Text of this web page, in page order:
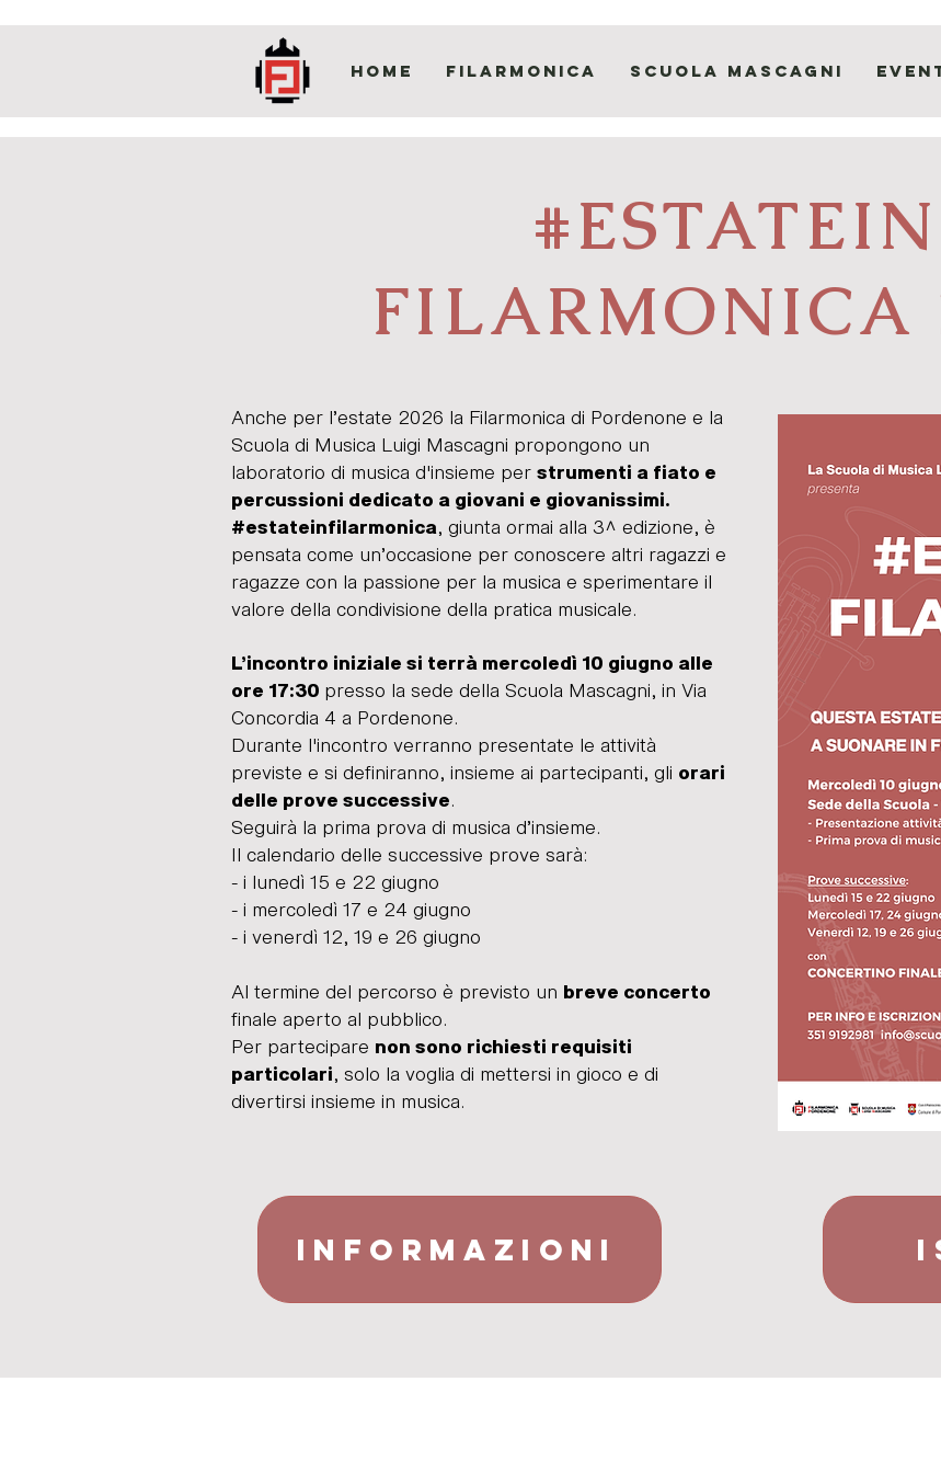
HOME Filarmonica Scuola Mascagni
#ESTATEIN
FILARMONICA
Anche per l’estate 2026 la Filarmonica di Pordenone e la
Scuola di Musica Luigi Mascagni propongono un
laboratorio di musica d'insieme per strumenti a fiato e
percussioni dedicato a giovani e giovanissimi.
#estateinfilarmonica, giunta ormai alla 3^ edizione, è
pensata come un’occasione per conoscere altri ragazzi e
ragazze con la passione per la musica e sperimentare il
valore della condivisione della pratica musicale.
L’incontro iniziale si terrà mercoledì 10 giugno alle
ore 17:30 presso la sede della Scuola Mascagni, in Via
Concordia 4 a Pordenone.
Durante l'incontro verranno presentate le attività
previste e si definiranno, insieme ai partecipanti, gli orari
delle prove successive.
Seguirà la prima prova di musica d’insieme.
Il calendario delle successive prove sarà:
- i lunedì 15 e 22 giugno
- i mercoledì 17 e 24 giugno
- i venerdì 12, 19 e 26 giugno
Al termine del percorso è previsto un breve concerto
finale aperto al pubblico.
Per partecipare non sono richiesti requisiti
particolari, solo la voglia di mettersi in gioco e di
divertirsi insieme in musica.
INFORMAZIONI